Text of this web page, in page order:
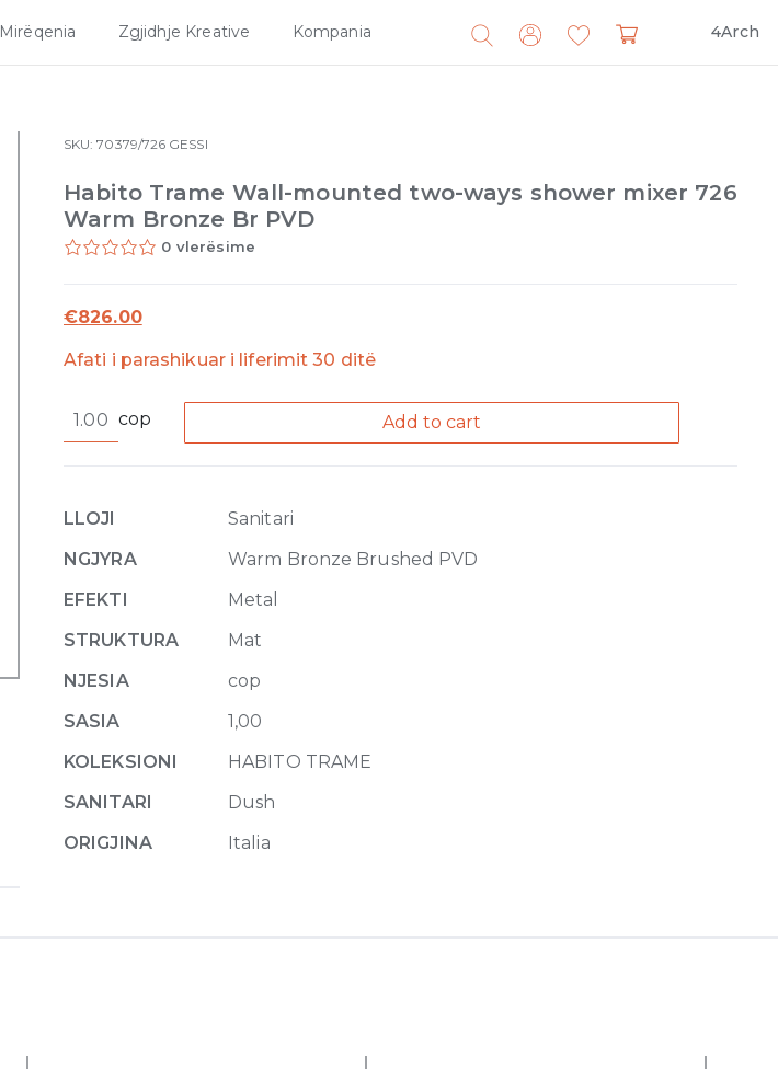
Mirëqenia Zgjidhje Kreative Kompania 4Arch
Search
for:
SKU:70379/726 GESSI
Habito Trame Wall-mounted two-ways shower mixer 726
Warm Bronze Br PVD
0 vlerësime
€826.00
Afati i parashikuar i liferimit 30 ditë
Trame
ways
shower
726
Warm
Br
PVD
cop Add to cart
LLOJI
Sanitari
NGJYRA
Warm Bronze Brushed PVD
EFEKTI
Metal
STRUKTURA
Mat
NJESIA
cop
SASIA
1,00
KOLEKSIONI
HABITO TRAME
SANITARI
Dush
ORIGJINA
Italia